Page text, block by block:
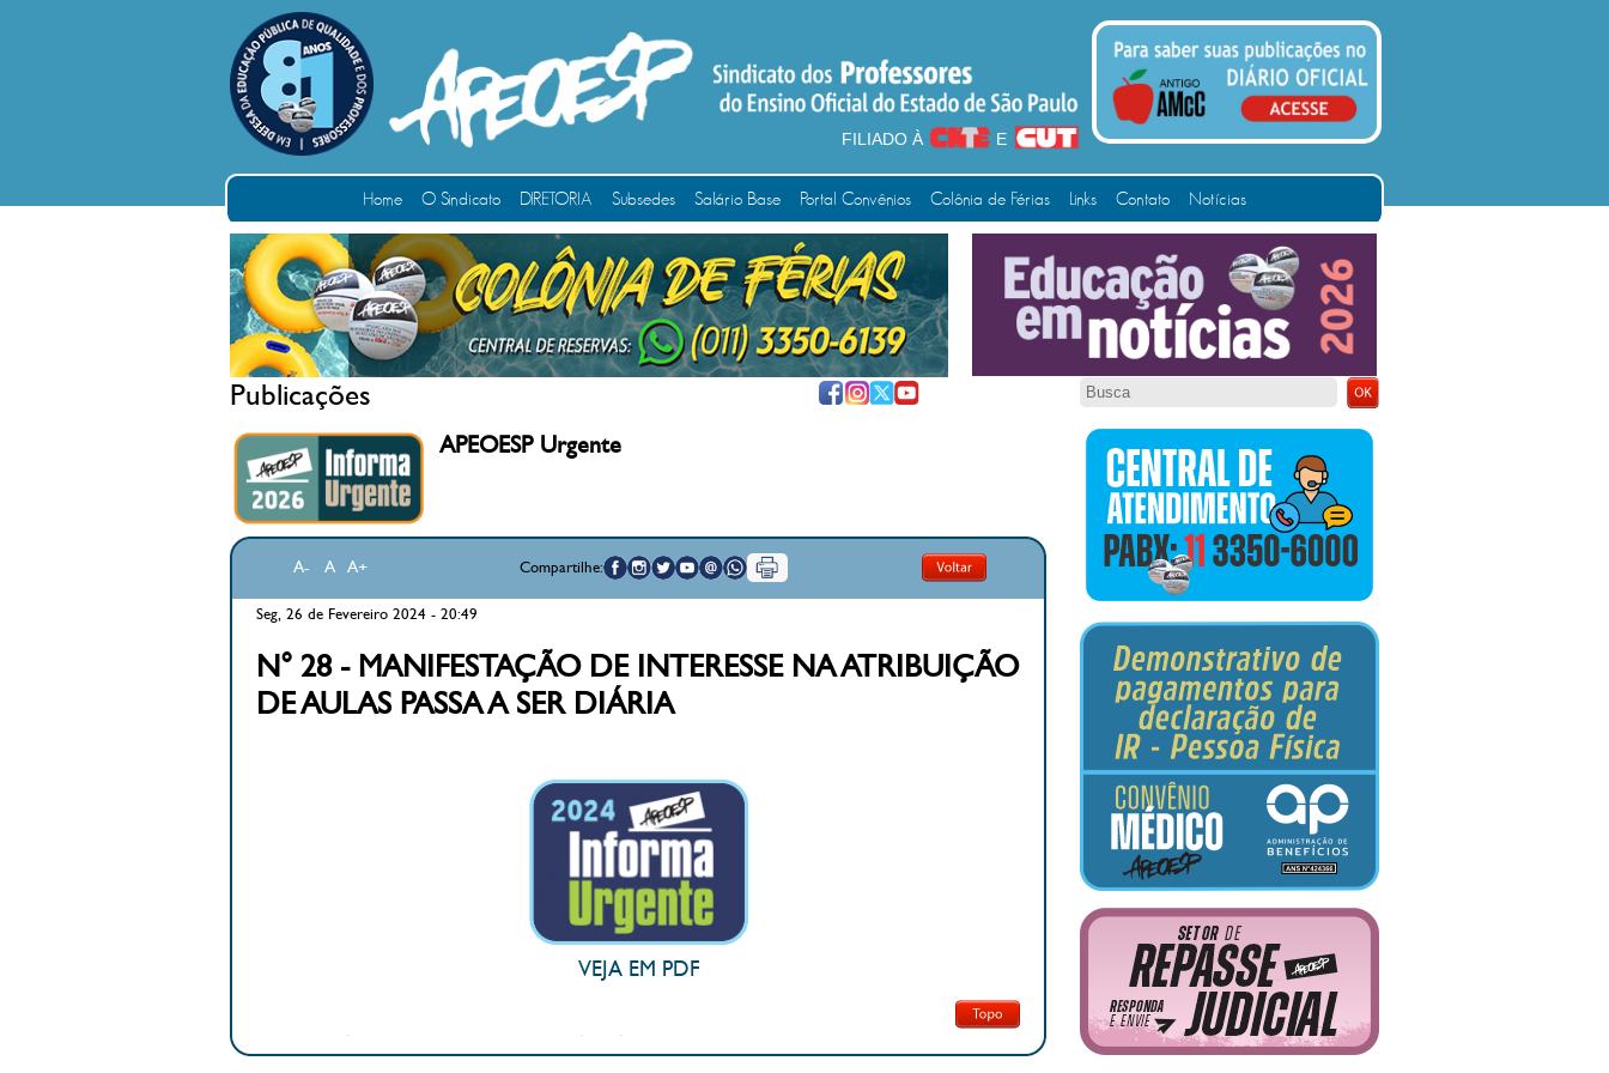
FILIADO À E
Home O Sindicato DIRETORIA Subsedes Salário Base Portal Convênios Colônia de Férias Links Contato Notícias
Publicações
APEOESP Urgente
A- A A+ Compartilhe:
Seg, 26 de Fevereiro 2024 - 20:49
N° 28 - MANIFESTAÇÃO DE INTERESSE NA ATRIBUIÇÃO
DE AULAS PASSA A SER DIÁRIA
VEJA EM PDF